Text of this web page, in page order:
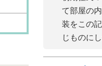
て部屋の
装をこの
じものに